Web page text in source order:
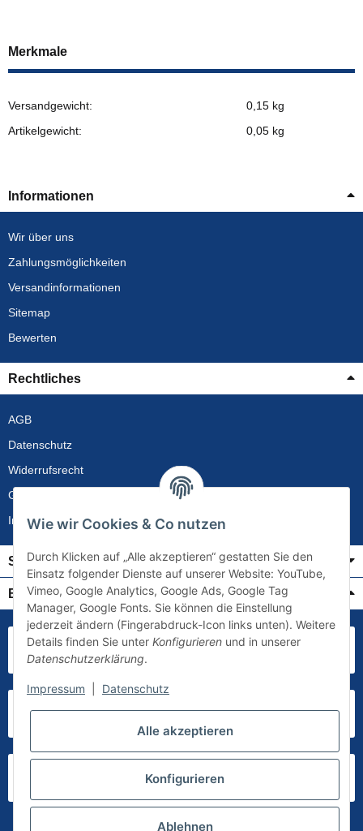
Merkmale
Versandgewicht:
0,15 kg
Artikelgewicht:
0,05 kg
Informationen
Wir über uns
Zahlungsmöglichkeiten
Versandinformationen
Sitemap
Bewerten
Rechtliches
AGB
Datenschutz
Widerrufsrecht
Gewährleistung
Impressum
Service
Bezahlung & Versand
Wie wir Cookies & Co nutzen
Durch Klicken auf „Alle akzeptieren“ gestatten Sie den
Einsatz folgender Dienste auf unserer Website: YouTube,
Vimeo, Google Analytics, Google Ads, Google Tag
Manager, Google Fonts. Sie können die Einstellung
jederzeit ändern (Fingerabdruck-Icon links unten). Weitere
Details finden Sie unter Konfigurieren und in unserer
Datenschutzerklärung.
Impressum Datenschutz
Alle akzeptieren
Konfigurieren
Ablehnen